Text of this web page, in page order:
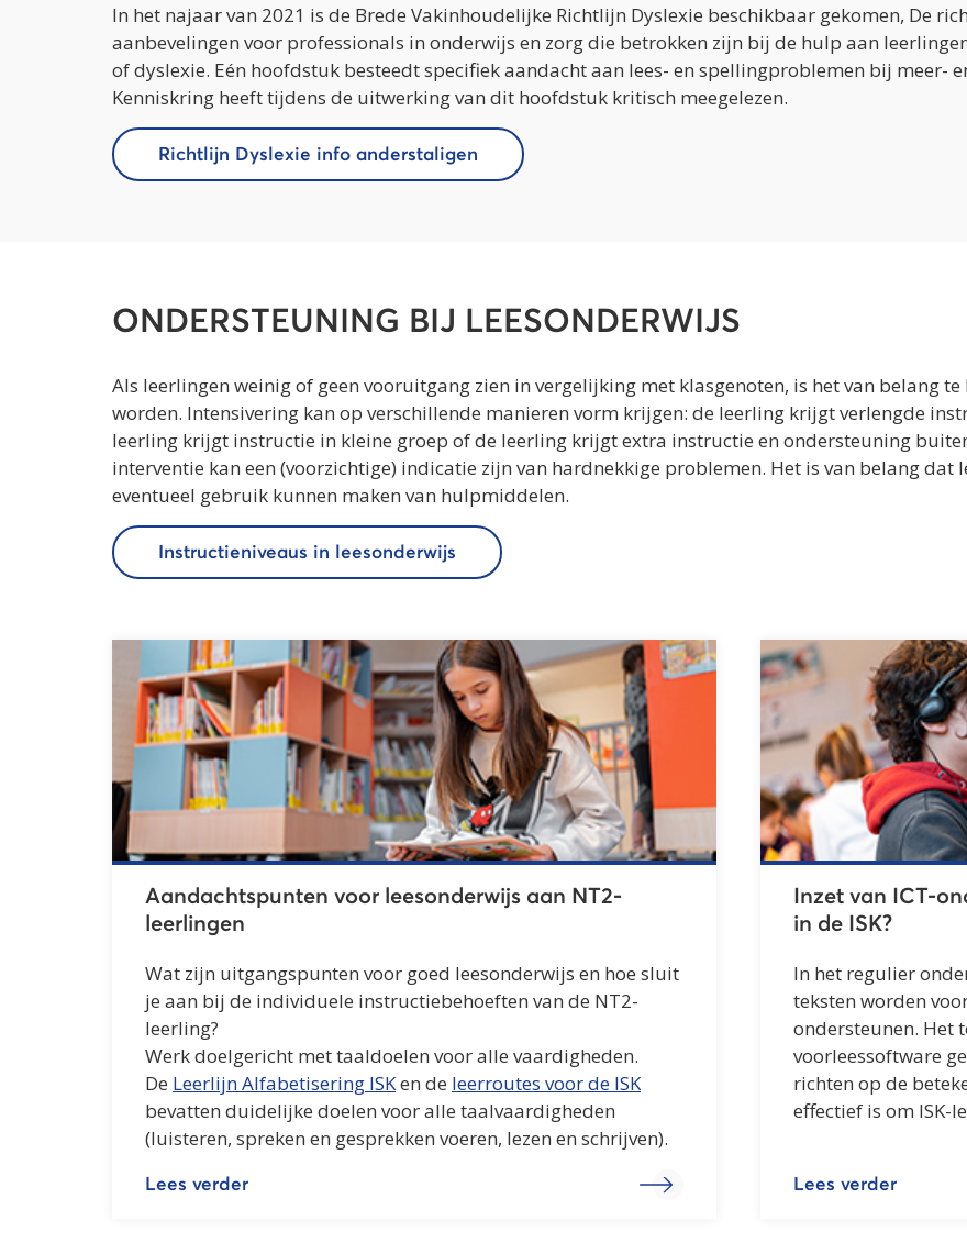
In het najaar van 2021 is de Brede Vakinhoudelijke Richtlijn Dyslexie beschikbaar gekomen, De
aanbevelingen voor professionals in onderwijs en zorg die betrokken zijn bij de hulp aan
of dyslexie. Eén hoofdstuk besteedt specifiek aandacht aan lees- en spellingproblemen bij meer-
Kenniskring heeft tijdens de uitwerking van dit hoofdstuk kritisch meegelezen.
Richtlijn Dyslexie info anderstaligen
ONDERSTEUNING BIJ LEESONDERWIJS
Als leerlingen weinig of geen vooruitgang zien in vergelijking met klasgenoten, is het van belang
worden. Intensivering kan op verschillende manieren vorm krijgen: de leerling krijgt verlengde
leerling krijgt instructie in kleine groep of de leerling krijgt extra instructie en ondersteuning
interventie kan een (voorzichtige) indicatie zijn van hardnekkige problemen. Het is van belang dat
eventueel gebruik kunnen maken van hulpmiddelen.
Instructieniveaus in leesonderwijs
Aandachtspunten voor leesonderwijs aan NT2-
leerlingen
Wat zijn uitgangspunten voor goed leesonderwijs en hoe sluit
je aan bij de individuele instructiebehoeften van de NT2-
leerling?
Werk doelgericht met taaldoelen voor alle vaardigheden.
De Leerlijn Alfabetisering ISKen de leerroutes voor de ISK
bevatten duidelijke doelen voor alle taalvaardigheden
(luisteren, spreken en gesprekken voeren, lezen en schrijven).
Lees verder
Inzet van ICT-
in de ISK?
In het regulier
teksten worden
ondersteunen. Het
voorleessoftware
richten op de
effectief is om ISK-
Lees verder